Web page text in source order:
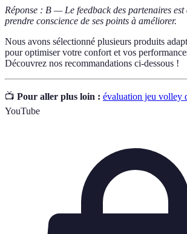
Réponse : B — Le feedback des partenaires est
prendre conscience de ses points à améliorer.
Nous avons sélectionné plusieurs produits
pour optimiser votre confort et vos
Découvrez nos recommandations ci-dessous !
📺 Pour aller plus loin : évaluation jeu volley
YouTube